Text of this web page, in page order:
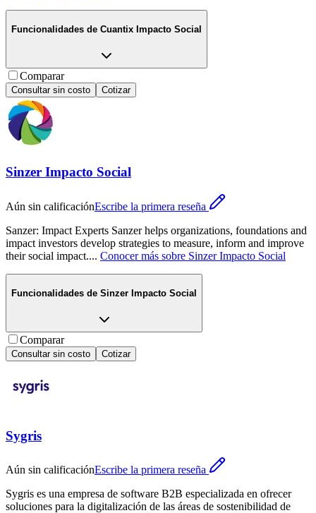
Funcionalidades de Cuantix Impacto Social
Comparar
Consultar sin costo Cotizar
Sinzer Impacto Social
Aún sin calificaciónEscribe la primera reseña
Sanzer: Impact Experts Sanzer helps organizations, foundations and
impact investors develop strategies to measure, inform and improve
their social impact.... Conocer más sobre Sinzer Impacto Social
Funcionalidades de Sinzer Impacto Social
Comparar
Consultar sin costo Cotizar
Sygris
Aún sin calificaciónEscribe la primera reseña
Sygris es una empresa de software B2B especializada en ofrecer
soluciones para la digitalización de las áreas de sostenibilidad de